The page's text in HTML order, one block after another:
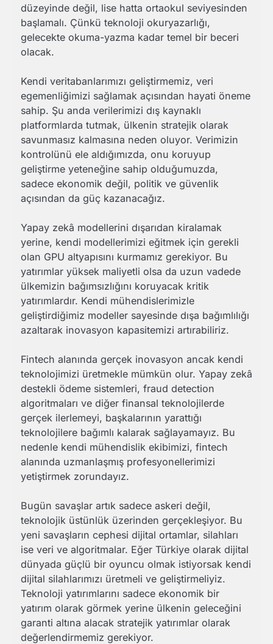
düzeyinde değil, lise hatta ortaokul seviyesinden
başlamalı. Çünkü teknoloji okuryazarlığı,
gelecekte okuma-yazma kadar temel bir beceri
olacak.
Kendi veritabanlarımızı geliştirmemiz, veri
egemenliğimizi sağlamak açısından hayati öneme
sahip. Şu anda verilerimizi dış kaynaklı
platformlarda tutmak, ülkenin stratejik olarak
savunmasız kalmasına neden oluyor. Verimizin
kontrolünü ele aldığımızda, onu koruyup
geliştirme yeteneğine sahip olduğumuzda,
sadece ekonomik değil, politik ve güvenlik
açısından da güç kazanacağız.
Yapay zekâ modellerini dışarıdan kiralamak
yerine, kendi modellerimizi eğitmek için gerekli
olan GPU altyapısını kurmamız gerekiyor. Bu
yatırımlar yüksek maliyetli olsa da uzun vadede
ülkemizin bağımsızlığını koruyacak kritik
yatırımlardır. Kendi mühendislerimizle
geliştirdiğimiz modeller sayesinde dışa bağımlılığı
azaltarak inovasyon kapasitemizi artırabiliriz.
Fintech alanında gerçek inovasyon ancak kendi
teknolojimizi üretmekle mümkün olur. Yapay zekâ
destekli ödeme sistemleri, fraud detection
algoritmaları ve diğer finansal teknolojilerde
gerçek ilerlemeyi, başkalarının yarattığı
teknolojilere bağımlı kalarak sağlayamayız. Bu
nedenle kendi mühendislik ekibimizi, fintech
alanında uzmanlaşmış profesyonellerimizi
yetiştirmek zorundayız.
Bugün savaşlar artık sadece askeri değil,
teknolojik üstünlük üzerinden gerçekleşiyor. Bu
yeni savaşların cephesi dijital ortamlar, silahları
ise veri ve algoritmalar. Eğer Türkiye olarak dijital
dünyada güçlü bir oyuncu olmak istiyorsak kendi
dijital silahlarımızı üretmeli ve geliştirmeliyiz.
Teknoloji yatırımlarını sadece ekonomik bir
yatırım olarak görmek yerine ülkenin geleceğini
garanti altına alacak stratejik yatırımlar olarak
değerlendirmemiz gerekiyor.